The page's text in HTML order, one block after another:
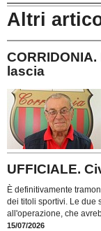
Altri
lascia
UFFICIALE.
È definitivamente
dei titoli sportivi. Le due
all'operazione, che
15/07/2026